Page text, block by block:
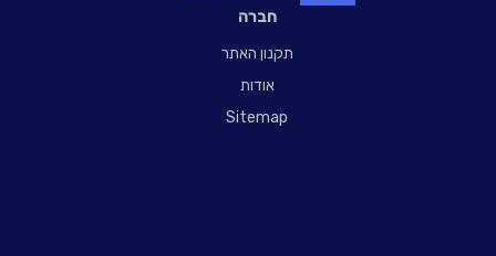
חברה
תקנון האתר
אודות
Sitemap